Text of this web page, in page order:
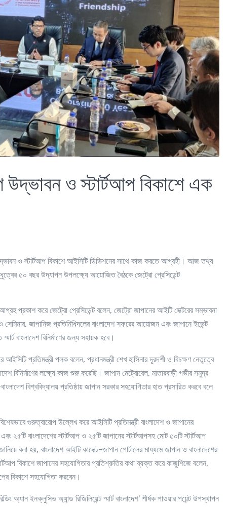
ও স্টার্টআপ বিকাশে এক
ও স্টার্টআপ বিকাশে আইসিটি ডিভিশনের সাথে কাজ করতে আগ্রহী। আজ তথ্য
৫০ বছর উদ্যাপন উপলক্ষ্যে আয়োজিত বৈঠকে জেট্রো প্রেসিডেন্ট
প্রকাশ করে জেট্রো প্রেসিডেন্ট বলেন, জেট্রো জাপানের আইটি সেক্টরের সম্ভাবনা
সেমিনার, জাপানিজ প্রতিনিধিদলের বাংলাদেশ সফরের আয়োজন এবং জাপানে ইভেন্ট
বাংলাদেশ বিনির্মাণের জন্য সহায়ক হবে।
আইসিটি প্রতিমন্ত্রী পলক বলেন, প্রধানমন্ত্রী শেখ হাসিনার দূরদর্শী ও বিচক্ষণ নেতৃত্বে
বিনির্মাণের লক্ষ্যে কাজ শুরু করেছি। জাপান মেট্রোরেল, মাতারবাড়ী গভীর সমুদ্র
বিশ্ববিদ্যালয় প্রতিষ্ঠায় জাপান সরকার সহযোগিতার হাত প্রসারিত করবে বলে
গুরুত্বারোপ উল্লেখ করে আইসিটি প্রতিমন্ত্রী বাংলাদেশ ও জাপানের
২৫টি বাংলাদেশের স্টার্টআপ ও ২৫টি জাপানের স্টার্টআপসহ মোট ৫০টি স্টার্টআপ
বলা হয়, বাংলাদেশ আইটি কানেক্ট-জাপান পোর্টালের মাধ্যমে জাপান ও বাংলাদেশের
বিকাশে জাপানের সহযোগিতার প্রতিশ্রুতির কথা ব্যক্ত করে কাজুশিজে বলেন,
বিকাশে সহযোগিতা করবেন।
অ্যান ইনক্লুসিভ অ্যান্ড রিজিলিয়েন্ট স্মার্ট বাংলাদেশ' শীর্ষক পাওয়ার পয়েন্ট উপস্থাপন